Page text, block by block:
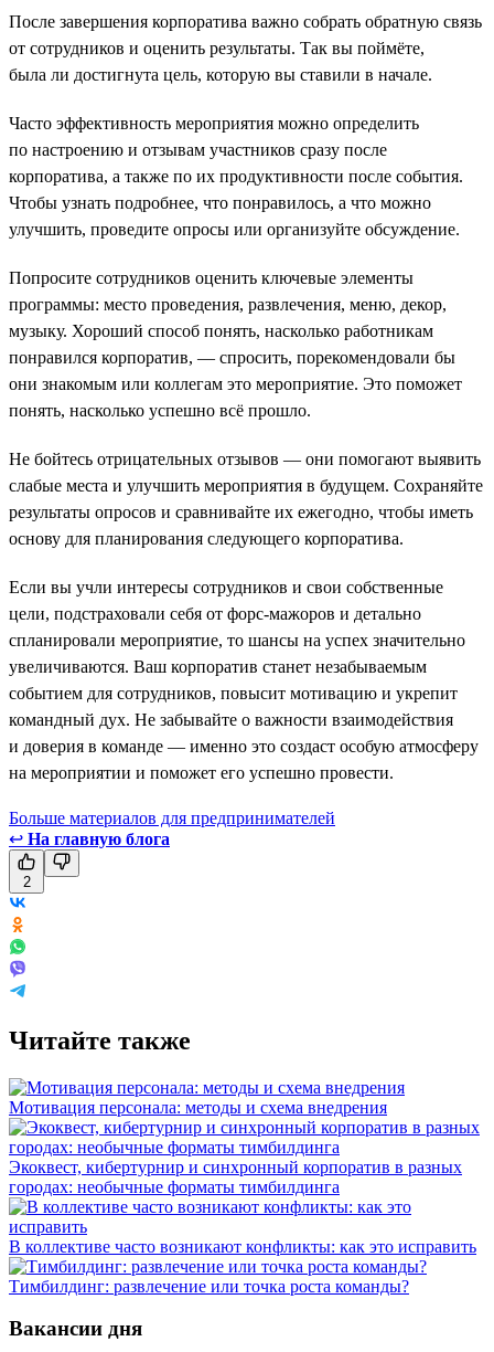
После завершения корпоратива важно собрать обратную связь
от сотрудников и оценить результаты. Так вы поймёте,
была ли достигнута цель, которую вы ставили в начале.
Часто эффективность мероприятия можно определить
по настроению и отзывам участников сразу после
корпоратива, а также по их продуктивности после события.
Чтобы узнать подробнее, что понравилось, а что можно
улучшить, проведите опросы или организуйте обсуждение.
Попросите сотрудников оценить ключевые элементы
программы: место проведения, развлечения, меню, декор,
музыку. Хороший способ понять, насколько работникам
понравился корпоратив, — спросить, порекомендовали бы
они знакомым или коллегам это мероприятие. Это поможет
понять, насколько успешно всё прошло.
Не бойтесь отрицательных отзывов — они помогают выявить
слабые места и улучшить мероприятия в будущем. Сохраняйте
результаты опросов и сравнивайте их ежегодно, чтобы иметь
основу для планирования следующего корпоратива.
Если вы учли интересы сотрудников и свои собственные
цели, подстраховали себя от форс-мажоров и детально
спланировали мероприятие, то шансы на успех значительно
увеличиваются. Ваш корпоратив станет незабываемым
событием для сотрудников, повысит мотивацию и укрепит
командный дух. Не забывайте о важности взаимодействия
и доверия в команде — именно это создаст особую атмосферу
на мероприятии и поможет его успешно провести.
Больше материалов для предпринимателей
↩ На главную блога
2
Читайте также
Мотивация персонала: методы и схема внедрения
Экоквест, кибертурнир и синхронный корпоратив в разных
городах: необычные форматы тимбилдинга
В коллективе часто возникают конфликты: как это исправить
Тимбилдинг: развлечение или точка роста команды?
Вакансии дня